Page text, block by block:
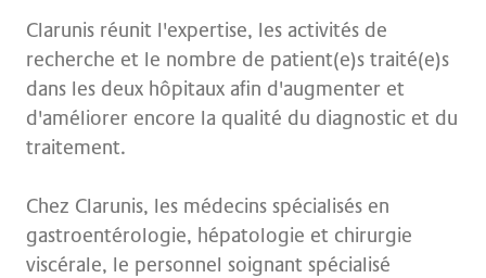
Clarunis réunit l'expertise, les activités de
recherche et le nombre de patient(e)s traité(e)s
dans les deux hôpitaux afin d'augmenter et
d'améliorer encore la qualité du diagnostic et du
traitement.
Chez Clarunis, les médecins spécialisés en
gastroentérologie, hépatologie et chirurgie
viscérale, le personnel soignant spécialisé